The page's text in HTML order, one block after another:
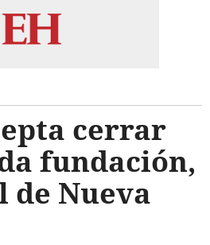
cerrar
fundación,
de Nueva